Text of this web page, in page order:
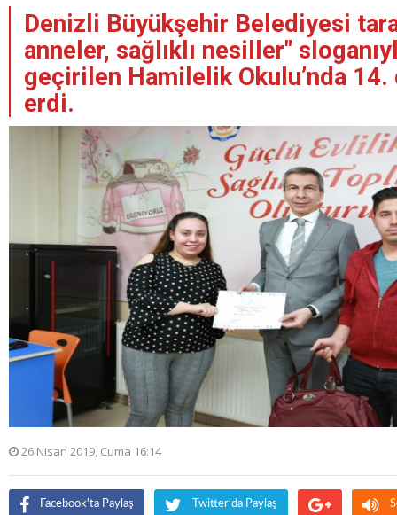
Denizli Büyükşehir Belediyesi
anneler, sağlıklı nesiller"
geçirilen Hamilelik Okulu’nda 14.
erdi.
26 Nisan 2019, Cuma 16:14
Facebook'ta Paylaş Twitter'da Paylaş